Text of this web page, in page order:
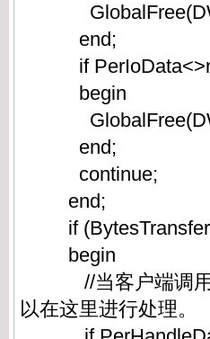
end;
if
begin
end;
continue;
end;
if
begin
//当客户端调用
以在这里进行处理。